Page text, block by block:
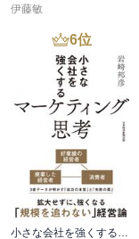
伊藤敏
6位